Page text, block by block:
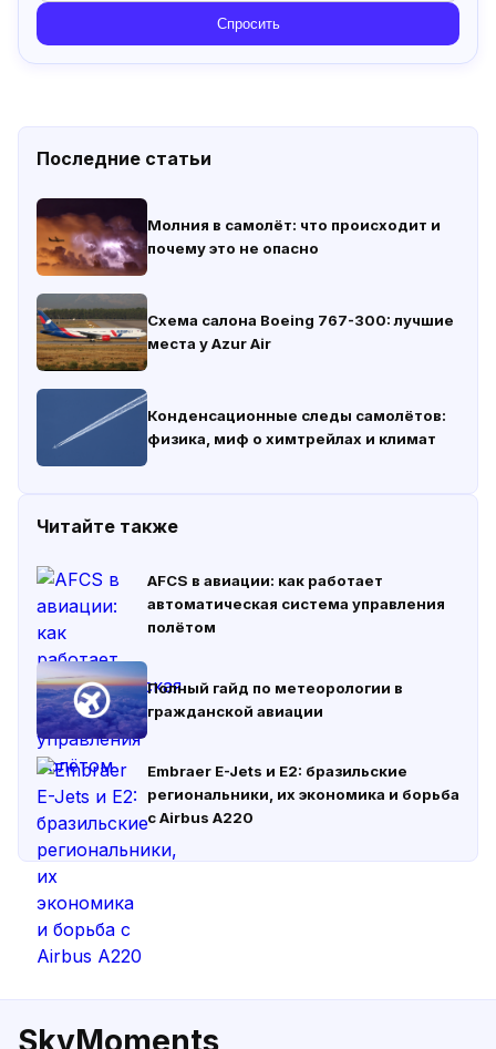
Спросить
Последние статьи
Молния в самолёт: что происходит и
почему это не опасно
Схема салона Boeing 767-300: лучшие
места у Azur Air
Конденсационные следы самолётов:
физика, миф о химтрейлах и климат
Читайте также
AFCS в авиации: как работает
автоматическая система управления
полётом
Полный гайд по метеорологии в
гражданской авиации
Embraer E-Jets и E2: бразильские
региональники, их экономика и борьба
с Airbus A220
SkyMoments